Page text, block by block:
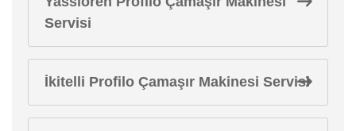
Servisi
İkitelli Profilo Çamaşır Makinesi Servisi